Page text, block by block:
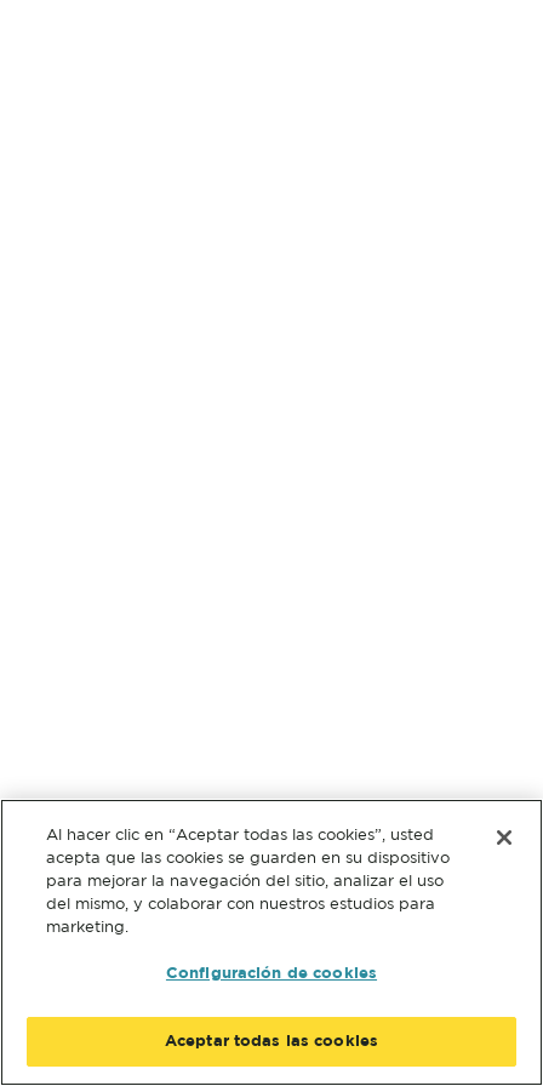
Al hacer clic en “Aceptar todas las cookies”, usted
acepta que las cookies se guarden en su dispositivo
para mejorar la navegación del sitio, analizar el uso
del mismo, y colaborar con nuestros estudios para
marketing.
Configuración de cookies
Aceptar todas las cookies